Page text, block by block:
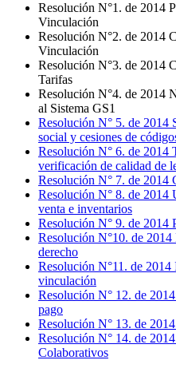
Resolución N°1. de 2014
Vinculación
Resolución N°2. de 2014
Vinculación
Resolución N°3. de 2014
Tarifas
Resolución N°4. de 2014
al Sistema GS1
Resolución N° 5. de 2014
social y cesiones de
Resolución N° 6. de 2014
verificación de calidad de
Resolución N° 7. de 2014
Resolución N° 8. de 2014
venta e inventarios
Resolución N° 9. de 2014
Resolución N°10. de
derecho
Resolución N°11. de 2014
vinculación
Resolución N° 12. de
pago
Resolución N° 13. de
Resolución N° 14. de
Colaborativos